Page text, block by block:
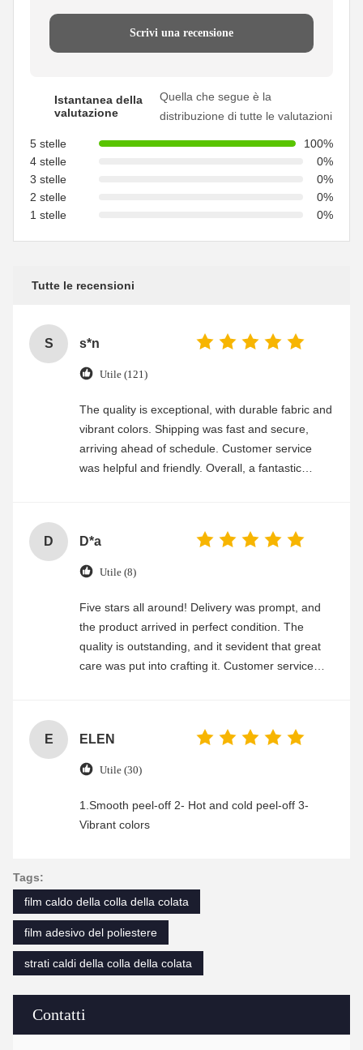
Contatti
Scrivi una recensione
Istantanea della
valutazione
Quella che segue è la
distribuzione di tutte le valutazioni
5 stelle
100%
4 stelle
0%
3 stelle
0%
2 stelle
0%
1 stelle
0%
Tutte le recensioni
S s*n
Utile (121)
The quality is exceptional, with durable fabric and
vibrant colors. Shipping was fast and secure,
arriving ahead of schedule. Customer service
was helpful and friendly. Overall, a fantastic
D D*a
Utile (8)
Five stars all around! Delivery was prompt, and
the product arrived in perfect condition. The
quality is outstanding, and it sevident that great
care was put into crafting it. Customer service
E ELEN
Utile (30)
1.Smooth peel-off 2- Hot and cold peel-off 3-
Vibrant colors
Tags:
film caldo della colla della colata
film adesivo del poliestere
strati caldi della colla della colata